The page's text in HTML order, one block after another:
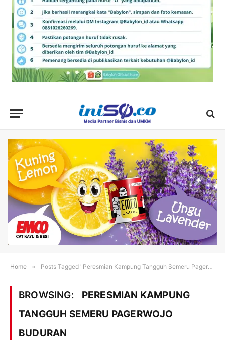
Home » Posts Tagged "Peresmian Kampung Tangguh Semeru Pagerwojo Buduran"
BROWSING:
PERESMIAN KAMPUNG
TANGGUH SEMERU PAGERWOJO
BUDURAN